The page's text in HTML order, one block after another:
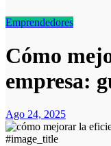
Emprendedores
Cómo
empresa:
Ago 24, 2025
#image_title